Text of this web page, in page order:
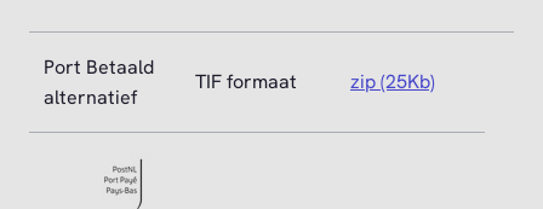
Port Betaald
alternatief
TIF formaat zip (25Kb)